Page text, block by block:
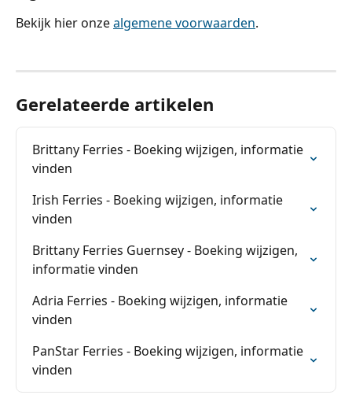
Bekijk hier onze algemene voorwaarden.
Gerelateerde artikelen
Brittany Ferries - Boeking wijzigen, informatie
vinden
Irish Ferries - Boeking wijzigen, informatie
vinden
Brittany Ferries Guernsey - Boeking wijzigen,
informatie vinden
Adria Ferries - Boeking wijzigen, informatie
vinden
PanStar Ferries - Boeking wijzigen, informatie
vinden